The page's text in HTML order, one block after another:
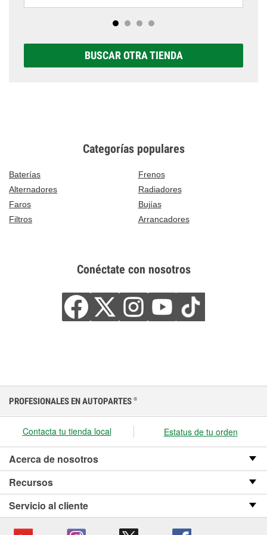
BUSCAR OTRA TIENDA
Categorías populares
Baterías
Frenos
Alternadores
Radiadores
Faros
Bujías
Filtros
Arrancadores
Conéctate con nosotros
PROFESIONALES EN AUTOPARTES ®
Contacta tu tienda local Estatus de tu orden
Acerca de nosotros
Recursos
Servicio al cliente